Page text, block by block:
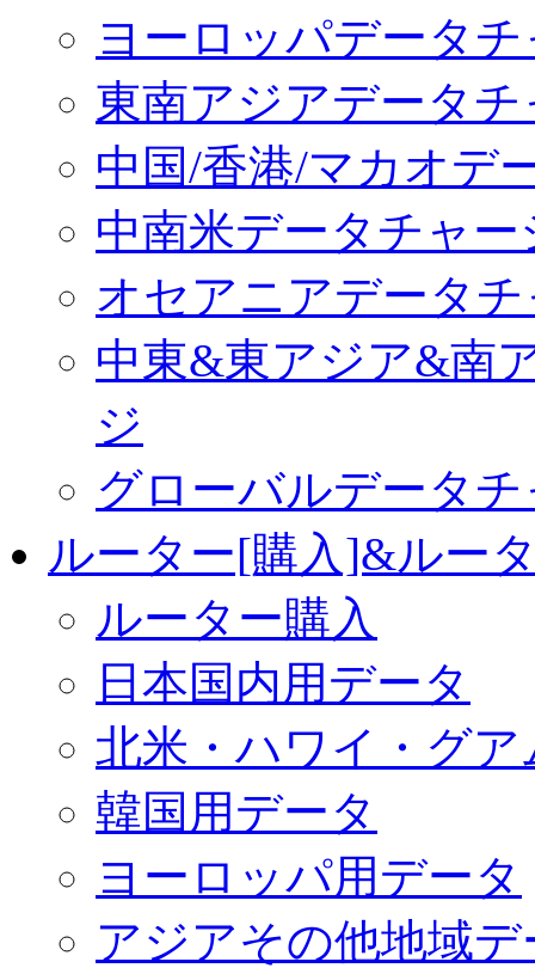
ヨーロッパデータ
東南アジアデータチ
中国/香港/マカオデ
中南米データチャー
オセアニアデータ
中東&東アジア&南
ジ
グローバルデータ
ルーター[購入]&ルー
ルーター購入
日本国内用データ
北米・ハワイ・グ
韓国用データ
ヨーロッパ用データ
アジアその他地域デ